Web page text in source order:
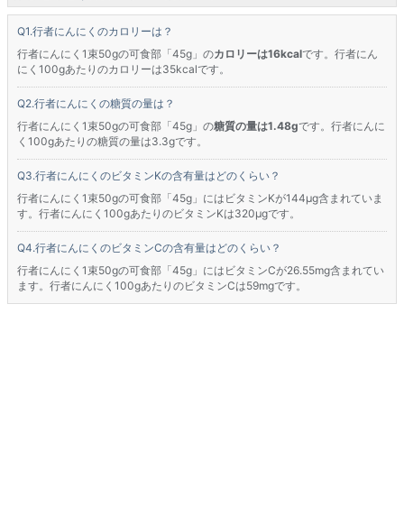
行者にんにくのカロリーは？
行者にんにく1束50gの可食部「45g」のカロリーは16kcalです。行者にん
にく100gあたりのカロリーは35kcalです。
行者にんにくの糖質の量は？
行者にんにく1束50gの可食部「45g」の糖質の量は1.48gです。行者にんに
く100gあたりの糖質の量は3.3gです。
行者にんにくのビタミンKの含有量はどのくらい？
行者にんにく1束50gの可食部「45g」にはビタミンKが144μg含まれていま
す。行者にんにく100gあたりのビタミンKは320μgです。
行者にんにくのビタミンCの含有量はどのくらい？
行者にんにく1束50gの可食部「45g」にはビタミンCが26.55mg含まれてい
ます。行者にんにく100gあたりのビタミンCは59mgです。